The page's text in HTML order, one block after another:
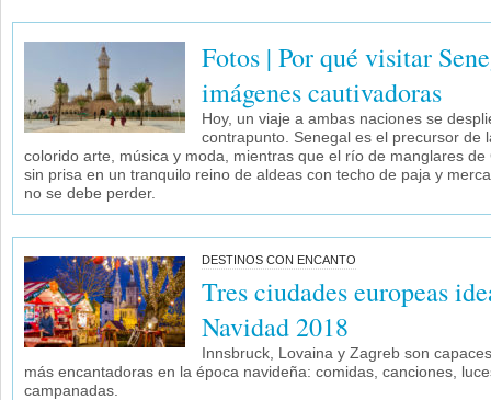
Fotos | Por qué visitar
imágenes cautivadoras
Hoy, un viaje a ambas naciones se
contrapunto. Senegal es el precursor de
colorido arte, música y moda, mientras que el río de manglares
sin prisa en un tranquilo reino de aldeas con techo de paja y
no se debe perder.
DESTINOS CON ENCANTO
Tres ciudades europeas
Navidad 2018
Innsbruck, Lovaina y Zagreb son
más encantadoras en la época navideña: comidas, canciones,
campanadas.